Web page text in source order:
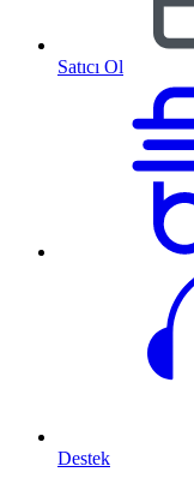
Satıcı Ol
Destek